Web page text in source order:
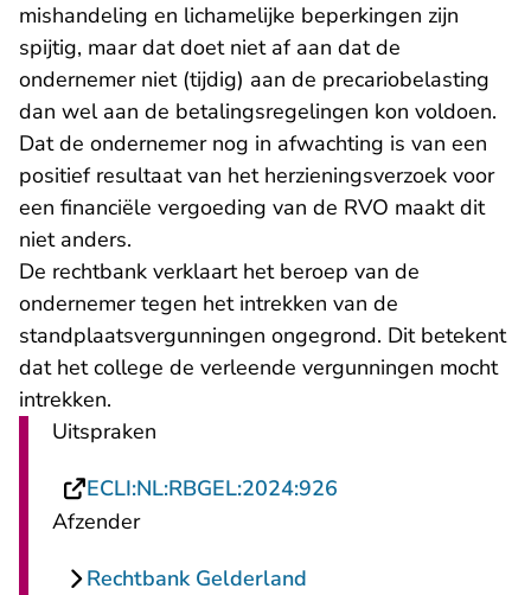
mishandeling en lichamelijke beperkingen zijn
spijtig, maar dat doet niet af aan dat de
ondernemer niet (tijdig) aan de precariobelasting
dan wel aan de betalingsregelingen kon voldoen.
Dat de ondernemer nog in afwachting is van een
positief resultaat van het herzieningsverzoek voor
een financiële vergoeding van de RVO maakt dit
niet anders.
De rechtbank verklaart het beroep van de
ondernemer tegen het intrekken van de
standplaatsvergunningen ongegrond. Dit betekent
dat het college de verleende vergunningen mocht
intrekken.
Uitspraken
ECLI:NL:RBGEL:2024:926
Afzender
Rechtbank Gelderland